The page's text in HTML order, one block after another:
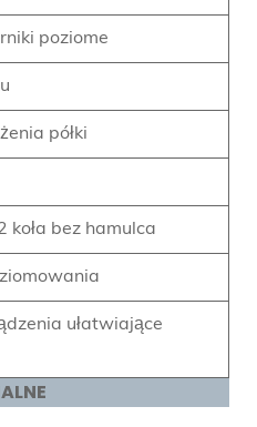
poziome
półki
koła bez hamulca
ułatwiające